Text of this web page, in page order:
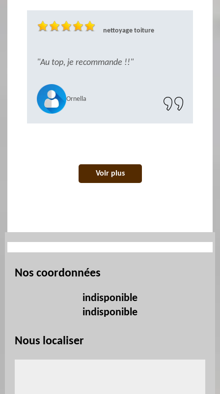
nettoyage toiture
"Au top, je recommande !!"
Ornella
Voir plus
Nos coordonnées
indisponible
indisponible
Nous localiser